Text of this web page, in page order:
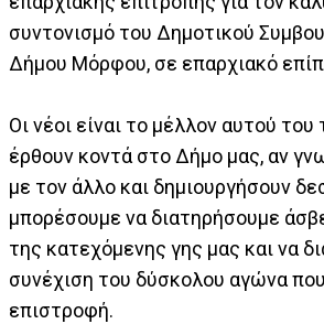
συντονισμό του Δημοτικού
Δήμου Μόρφου, σε επαρχιακό
Οι νέοι είναι το μέλλον αυτού
έρθουν κοντά στο Δήμο μας, αν
με τον άλλο και δημιουργήσουν
μπορέσουμε να διατηρήσουμε
της κατεχόμενης γης μας και να
συνέχιση του δύσκολου αγώνα
επιστροφή.